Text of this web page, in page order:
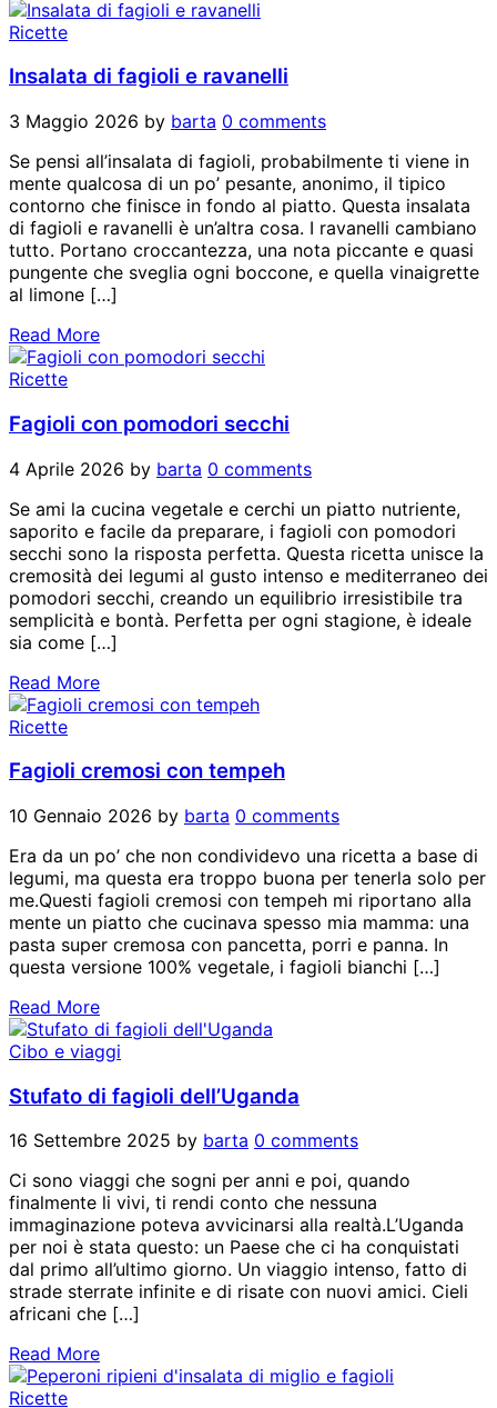
Ricette
Insalata di fagioli e ravanelli
3 Maggio 2026 by barta 0 comments
Se pensi all’insalata di fagioli, probabilmente ti viene in
mente qualcosa di un po’ pesante, anonimo, il tipico
contorno che finisce in fondo al piatto. Questa insalata
di fagioli e ravanelli è un’altra cosa. I ravanelli cambiano
tutto. Portano croccantezza, una nota piccante e quasi
pungente che sveglia ogni boccone, e quella vinaigrette
al limone […]
Read More
Ricette
Fagioli con pomodori secchi
4 Aprile 2026 by barta 0 comments
Se ami la cucina vegetale e cerchi un piatto nutriente,
saporito e facile da preparare, i fagioli con pomodori
secchi sono la risposta perfetta. Questa ricetta unisce la
cremosità dei legumi al gusto intenso e mediterraneo dei
pomodori secchi, creando un equilibrio irresistibile tra
semplicità e bontà. Perfetta per ogni stagione, è ideale
sia come […]
Read More
Ricette
Fagioli cremosi con tempeh
10 Gennaio 2026 by barta 0 comments
Era da un po’ che non condividevo una ricetta a base di
legumi, ma questa era troppo buona per tenerla solo per
me.Questi fagioli cremosi con tempeh mi riportano alla
mente un piatto che cucinava spesso mia mamma: una
pasta super cremosa con pancetta, porri e panna. In
questa versione 100% vegetale, i fagioli bianchi […]
Read More
Cibo e viaggi
Stufato di fagioli dell’Uganda
16 Settembre 2025 by barta 0 comments
Ci sono viaggi che sogni per anni e poi, quando
finalmente li vivi, ti rendi conto che nessuna
immaginazione poteva avvicinarsi alla realtà.L’Uganda
per noi è stata questo: un Paese che ci ha conquistati
dal primo all’ultimo giorno. Un viaggio intenso, fatto di
strade sterrate infinite e di risate con nuovi amici. Cieli
africani che […]
Read More
Ricette